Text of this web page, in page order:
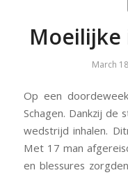
March
Op een
Schagen. Dankzij de
wedstrijd inhalen.
Met 17 man
en blessures